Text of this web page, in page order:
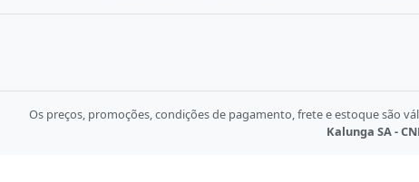
Os preços, promoções, condições de pagamento, frete e estoque são
Kalunga SA -